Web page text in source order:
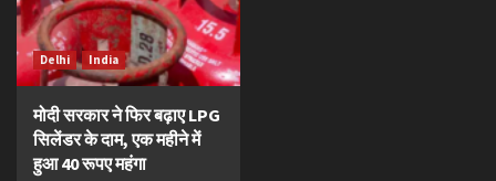
Delhi India
मोदी सरकार ने फिर बढ़ाए LPG
सिलेंडर के दाम, एक महीने में
हुआ 40 रूपए महंगा